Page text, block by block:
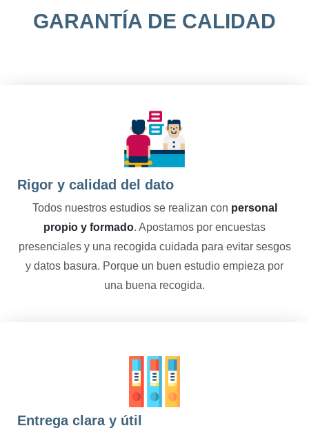
GARANTÍA DE CALIDAD
Rigor y calidad del dato
Todos nuestros estudios se realizan con personal
propio y formado. Apostamos por encuestas
presenciales y una recogida cuidada para evitar sesgos
y datos basura. Porque un buen estudio empieza por
una buena recogida.
Entrega clara y útil